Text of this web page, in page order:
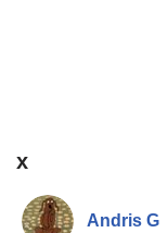
x
Andris G